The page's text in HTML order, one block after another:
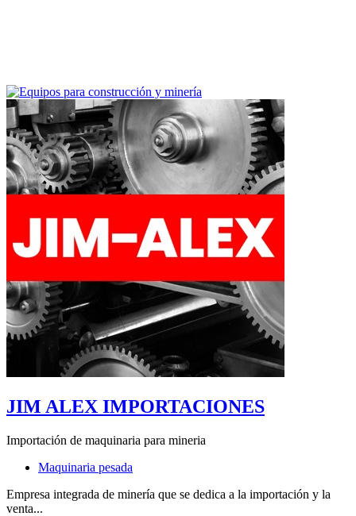
JIM ALEX IMPORTACIONES
Importación de maquinaria para mineria
Maquinaria pesada
Empresa integrada de minería que se dedica a la importación y la
venta...